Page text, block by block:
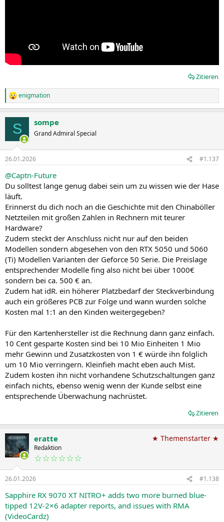
Zitieren
R
e
e
:
enigmation
S sompe
Grand Admiral Special
26.01.2026 #1.137
@Captn-Future
Du solltest lange genug dabei sein um zu wissen wie der Hase
läuft.
Erinnerst du dich noch an die Geschichte mit den Chinaböller
Netzteilen mit großen Zahlen in Rechnern mit teurer
Hardware?
Zudem steckt der Anschluss nicht nur auf den beiden
Modellen sondern abgesehen von den RTX 5050 und 5060
(Ti) Modellen Varianten der Geforce 50 Serie. Die Preislage
entsprechender Modelle fing also nicht bei über 1000€
sondern bei ca. 500 € an.
Zudem hat idR. ein höherer Platzbedarf der Steckverbindung
auch ein größeres PCB zur Folge und wann wurden solche
Kosten mal 1:1 an den Kinden weitergegeben?
Für den Kartenhersteller ist die Rechnung dann ganz einfach.
10 Cent gesparte Kosten sind bei 10 Mio Einheiten 1 Mio
mehr Gewinn und Zusatzkosten von 1 € würde ihn folglich
um 10 Mio verringern. Kleinfieh macht eben auch Mist.
Zudem kosten ihn nicht vorhandene Schutzschaltungen ganz
einfach nichts, ebenso wenig wenn der Kunde selbst eine
entsprechende Überwachung nachrüstet.
Zitieren
eratte
Redaktion
☆☆☆☆☆☆
★ Themenstarter ★
26.01.2026 #1.138
Sapphire RX 9070 XT NITRO+ adds two more burned blue-
tipped 12V-2×6 adapter reports, and issues with RMA
(VideoCardz)